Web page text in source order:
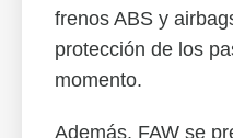
frenos ABS y
protección de los
momento.
Además, FAW se